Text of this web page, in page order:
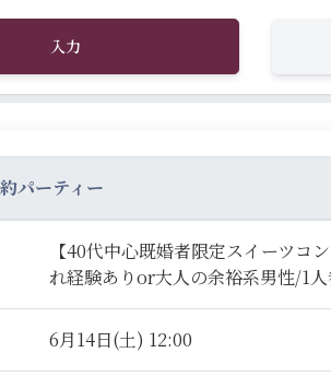
入力
パーティー
【40代中心既婚者限定スイーツ
れ経験ありor大人の余裕系男性/1
6月14日(土) 12:00